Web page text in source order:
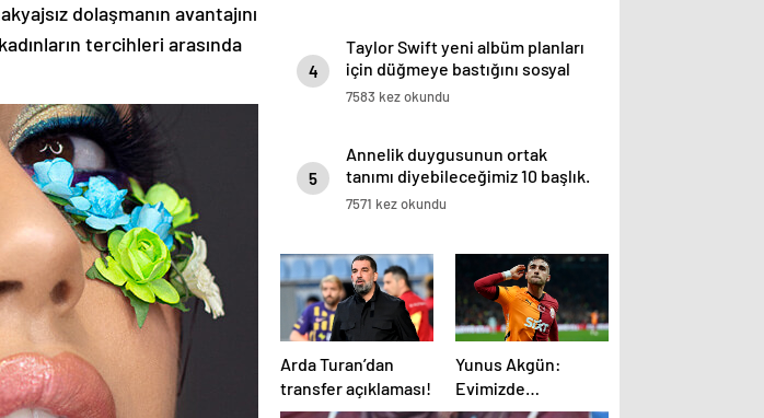
dolaşmanın avantajını
tercihleri arasında
4
Taylor Swift yeni albüm planları
için düğmeye bastığını sosyal
medyadan duyurdu!
7583 kez okundu
5
Annelik duygusunun ortak
tanımı diyebileceğimiz 10 başlık.
7571 kez okundu
Arda Turan’dan
transfer açıklaması!
Yunus Akgün:
Evimizde
şampiyonluğu